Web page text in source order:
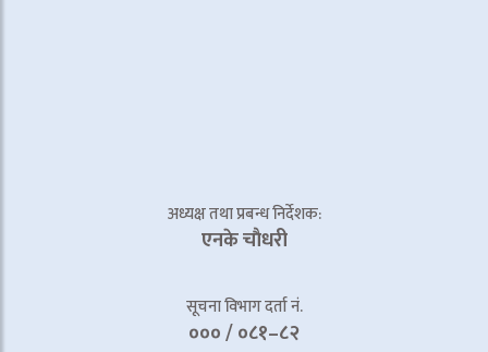
अध्यक्ष तथा प्रबन्ध निर्देशक:
एनके चाैधरी
सूचना विभाग दर्ता नं.
००० / ०८१–८२